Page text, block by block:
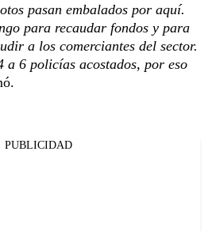
pasan embalados por aquí.
para recaudar fondos y para
a los comerciantes del sector.
a 6 policías acostados, por eso
PUBLICIDAD